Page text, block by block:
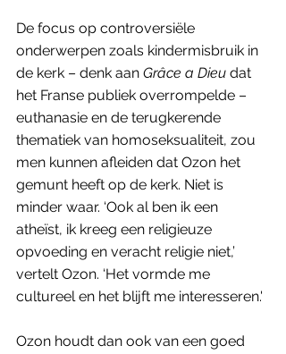
De focus op controversiële
onderwerpen zoals kindermisbruik in
de kerk – denk aan Grâce a Dieu dat
het Franse publiek overrompelde –
euthanasie en de terugkerende
thematiek van homoseksualiteit, zou
men kunnen afleiden dat Ozon het
gemunt heeft op de kerk. Niet is
minder waar. ‘Ook al ben ik een
atheïst, ik kreeg een religieuze
opvoeding en veracht religie niet,’
vertelt Ozon. ‘Het vormde me
cultureel en het blijft me interesseren.'
Ozon houdt dan ook van een goed